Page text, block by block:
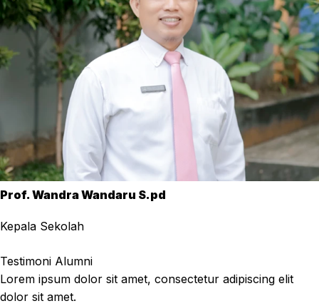
Prof. Wandra Wandaru S.pd
Kepala Sekolah
Testimoni Alumni
Lorem ipsum dolor sit amet, consectetur adipiscing elit
dolor sit amet.